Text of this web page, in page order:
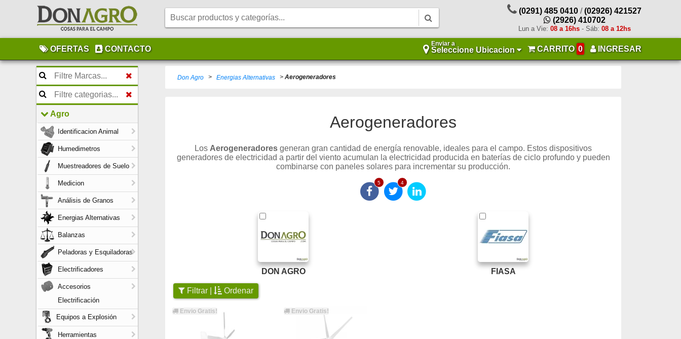
(0291) 485 0410 /(02926) 421527
(2926) 410702
Lun a Vie: 08 a 16hs- Sáb: 08 a 12hs
OFERTAS CONTACTO
Enviar a
Seleccione Ubicacion CARRITO 0 INGRESAR
Agro
Identificacion Animal
Humedimetros
Muestreadores de Suelo
Medicion
Análisis de Granos
Energias Alternativas
Balanzas
Peladoras y Esquiladoras
Electrificadores
Accesorios
Electrificación
Equipos a Explosión
Herramientas
Don Agro > Energias Alternativas > Aerogeneradores
Aerogeneradores
Los Aerogeneradores generan gran cantidad de energía renovable, ideales para el campo. Estos dispositivos
generadores de electricidad a partir del viento acumulan la electricidad producida en baterías de ciclo profundo y pueden
combinarse con paneles solares para incrementar su producción.
5 4
DON AGRO FIASA
Filtrar | Ordenar
Envio Gratis! Envio Gratis!